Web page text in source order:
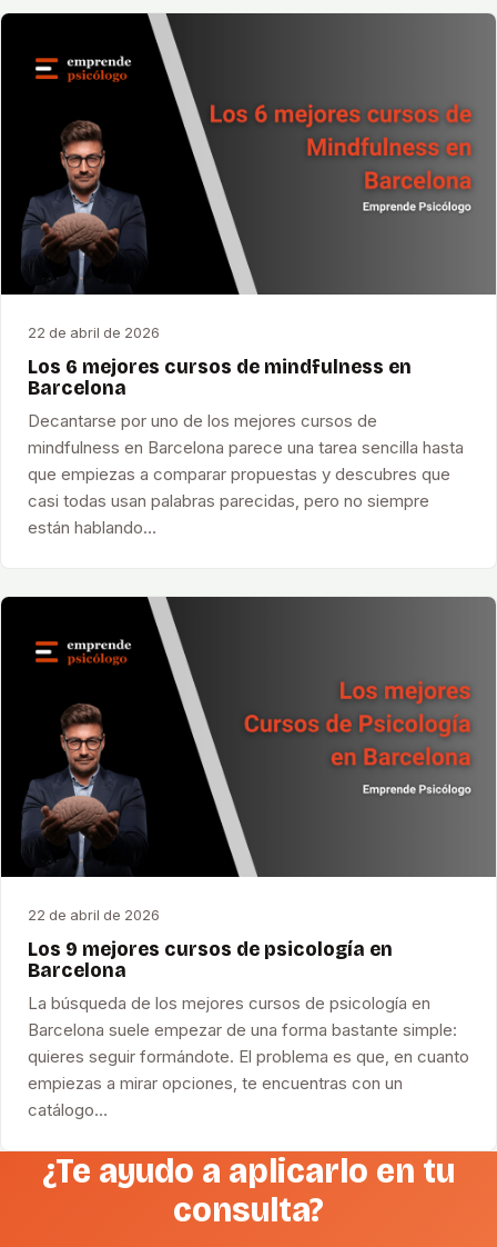
22 de abril de 2026
Los 6 mejores cursos de mindfulness en
Barcelona
Decantarse por uno de los mejores cursos de
mindfulness en Barcelona parece una tarea sencilla hasta
que empiezas a comparar propuestas y descubres que
casi todas usan palabras parecidas, pero no siempre
están hablando…
22 de abril de 2026
Los 9 mejores cursos de psicología en
Barcelona
La búsqueda de los mejores cursos de psicología en
Barcelona suele empezar de una forma bastante simple:
quieres seguir formándote. El problema es que, en cuanto
empiezas a mirar opciones, te encuentras con un
catálogo…
¿Te ayudo a aplicarlo en tu
consulta?